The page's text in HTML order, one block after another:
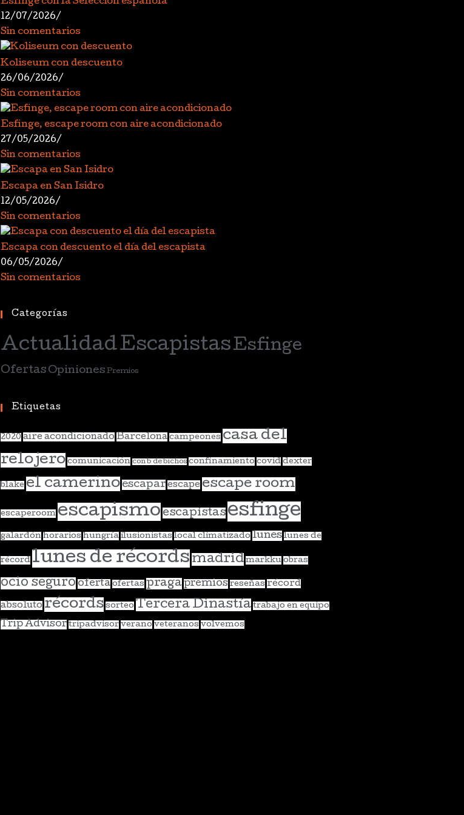
Esfinge con la Selección española
12/07/2026/
Sin comentarios
Koliseum con descuento
26/06/2026/
Sin comentarios
Esfinge, escape room con aire acondicionado
27/05/2026/
Sin comentarios
Escapa en San Isidro
12/05/2026/
Sin comentarios
Escapa con descuento el día del escapista
06/05/2026/
Sin comentarios
Categorías
ActualidadEscapistasEsfinge
Ofertas Opiniones Premios
Etiquetas
2020 aire acondicionado Barcelona campeones casa del
relojero comunicación con b de bichos confinamiento covid dexter
blake el camerino escapar escape escape room
escaperoom escapismo escapistas esfinge
galardón horarios hungría ilusionistas local climatizado lunes lunes de
récord lunes de récords madrid markku obras
ocio seguro oferta ofertas pragapremios reseñas récord
absoluto récords sorteo Tercera Dinastía trabajo en equipo
Trip Advisor tripadvisor verano veteranos volvemos